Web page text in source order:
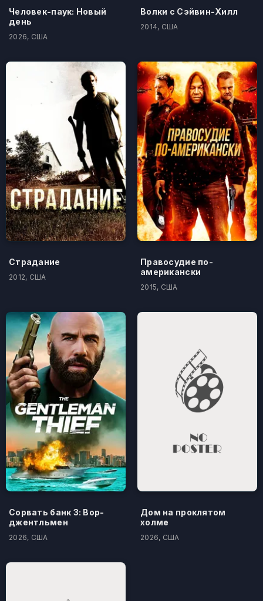
Человек-паук: Новый
день
2026, США
Волки с Сэйвин-Хилл
2014, США
Страдание
2012, США
Правосудие по-
американски
2015, США
Сорвать банк 3: Вор-
джентльмен
2026, США
Дом на проклятом
холме
2026, США